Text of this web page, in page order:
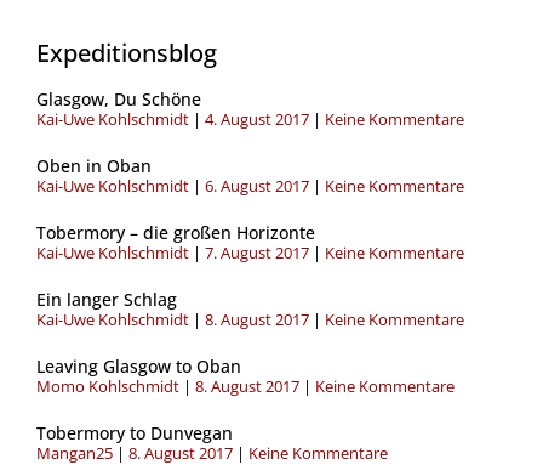
Expeditionsblog
Glasgow, Du Schöne
Kai-Uwe Kohlschmidt 4. August 2017 Keine Kommentare
Oben in Oban
Kai-Uwe Kohlschmidt 6. August 2017 Keine Kommentare
Tobermory – die großen Horizonte
Kai-Uwe Kohlschmidt 7. August 2017 Keine Kommentare
Ein langer Schlag
Kai-Uwe Kohlschmidt 8. August 2017 Keine Kommentare
Leaving Glasgow to Oban
Momo Kohlschmidt 8. August 2017 Keine Kommentare
Tobermory to Dunvegan
Mangan25 8. August 2017 Keine Kommentare